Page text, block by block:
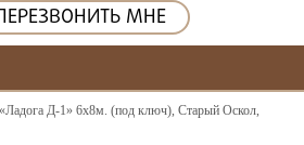
МНЕ
«Ладога Д-1» 6х8м. (под ключ), Старый Оскол,